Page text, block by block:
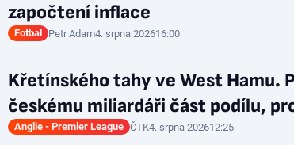
započtení inflace
Fotbal Petr Adam4. srpna 202616:00
Křetínského tahy ve West Hamu.
českému miliardáři část podílu,
Anglie - Premier League ČTK4. srpna 202612:25